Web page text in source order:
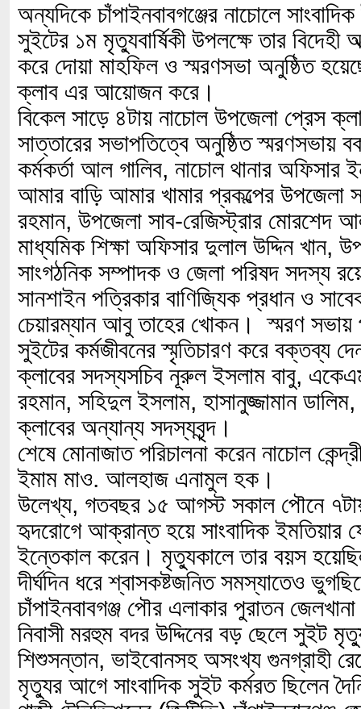
অন্যদিকে চাঁপাইনবাবগঞ্জের নাচোলে
সুইটের ১ম মৃত্যুবার্ষিকী উপলক্ষে তার বিদেহী
করে দোয়া মাহফিল ও স্মরণসভা অনুষ্ঠিত
ক্লাব এর আয়োজন করে।
বিকেল সাড়ে ৪টায় নাচোল উপজেলা প্রেস
সাত্তারের সভাপতিত্বে অনুষ্ঠিত স্মরণসভায়
কর্মকর্তা আল গালিব, নাচোল থানার অফিসার
আমার বাড়ি আমার খামার প্রকল্পের উপজেলা
রহমান, উপজেলা সাব-রেজিস্ট্রার মোরশেদ
মাধ্যমিক শিক্ষা অফিসার দুলাল উদ্দিন খান,
সাংগঠনিক সম্পাদক ও জেলা পরিষদ সদস্য
সানশাইন পত্রিকার বাণিজ্যিক প্রধান ও
চেয়ারম্যান আবু তাহের খোকন। স্মরণ সভায়
সুইটের কর্মজীবনের স্মৃতিচারণ করে বক্তব্য
ক্লাবের সদস্যসচিব নূরুল ইসলাম বাবু,
রহমান, সহিদুল ইসলাম, হাসানুজ্জামান
ক্লাবের অন্যান্য সদস্যবৃন্দ।
শেষে মোনাজাত পরিচালনা করেন নাচোল
ইমাম মাও. আলহাজ এনামুল হক।
উলেখ্য, গতবছর ১৫ আগস্ট সকাল পৌনে
হৃদরোগে আক্রান্ত হয়ে সাংবাদিক ইমতিয়ার
ইন্তেকাল করেন। মৃত্যুকালে তার বয়স
দীর্ঘদিন ধরে শ্বাসকষ্টজনিত সমস্যাতেও
চাঁপাইনবাবগঞ্জ পৌর এলাকার পুরাতন
নিবাসী মরহুম বদর উদ্দিনের বড় ছেলে সুইট
শিশুসন্তান, ভাইবোনসহ অসংখ্য গুনগ্রাহী
মৃত্যুর আগে সাংবাদিক সুইট কর্মরত ছিলেন